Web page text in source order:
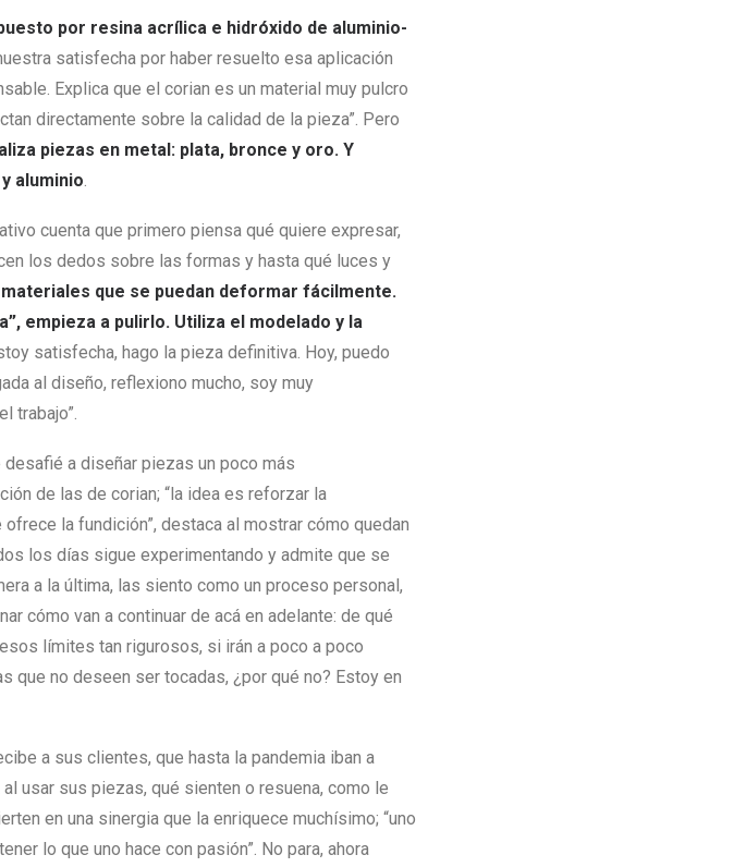
por resina acrílica e hidróxido de aluminio-
satisfecha por haber resuelto esa aplicación
Explica que el corian es un material muy pulcro
directamente sobre la calidad de la pieza”. Pero
piezas en metal: plata, bronce y oro. Y
aluminio.
cuenta que primero piensa qué quiere expresar,
los dedos sobre las formas y hasta qué luces y
que se puedan deformar fácilmente.
empieza a pulirlo. Utiliza el modelado y la
satisfecha, hago la pieza definitiva. Hoy, puedo
al diseño, reflexiono mucho, soy muy
trabajo”.
desafié a diseñar piezas un poco más
de las de corian; “la idea es reforzar la
la fundición”, destaca al mostrar cómo quedan
los días sigue experimentando y admite que se
a la última, las siento como un proceso personal,
cómo van a continuar de acá en adelante: de qué
límites tan rigurosos, si irán a poco a poco
que no deseen ser tocadas, ¿por qué no? Estoy en
a sus clientes, que hasta la pandemia iban a
usar sus piezas, qué sienten o resuena, como le
en una sinergia que la enriquece muchísimo; “uno
lo que uno hace con pasión”. No para, ahora